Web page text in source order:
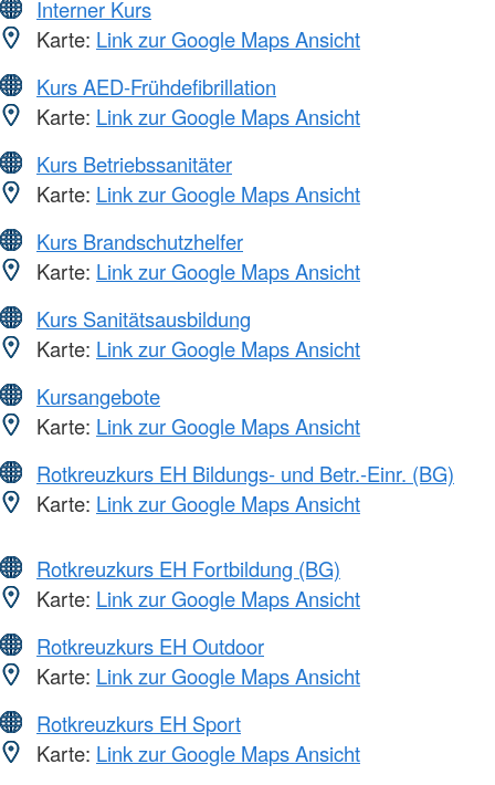
Interner Kurs
Karte: Link zur Google Maps Ansicht
Kurs AED-Frühdefibrillation
Karte: Link zur Google Maps Ansicht
Kurs Betriebssanitäter
Karte: Link zur Google Maps Ansicht
Kurs Brandschutzhelfer
Karte: Link zur Google Maps Ansicht
Kurs Sanitätsausbildung
Karte: Link zur Google Maps Ansicht
Kursangebote
Karte: Link zur Google Maps Ansicht
Rotkreuzkurs EH Bildungs- und Betr.-Einr. (BG)
Karte: Link zur Google Maps Ansicht
Rotkreuzkurs EH Fortbildung (BG)
Karte: Link zur Google Maps Ansicht
Rotkreuzkurs EH Outdoor
Karte: Link zur Google Maps Ansicht
Rotkreuzkurs EH Sport
Karte: Link zur Google Maps Ansicht